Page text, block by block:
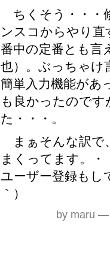
ちくそう・・・
ンスコからやり
番中の定番とも言
也）。ぶっちゃけ
簡単入力機能があ
も良かったので
た・・・。
まぁそんな訳で
まくってます。
ユーザー登録もし
｀）
by maru